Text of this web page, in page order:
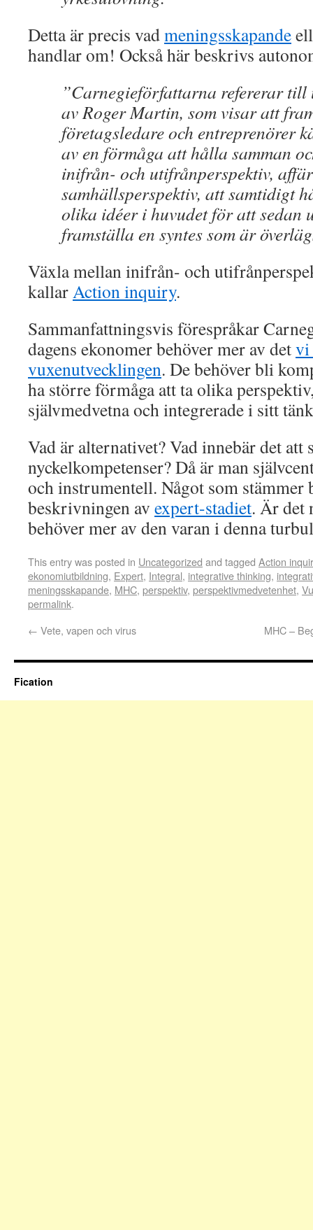
Detta är precis vadmeningsskapande
handlar om! Också här beskrivs
”Carnegieförfattarna refererar till
av Roger Martin, som visar att
företagsledare och entreprenörer
av en förmåga att hålla samman
inifrån- och utifrånperspektiv,
samhällsperspektiv, att samtidigt
olika idéer i huvudet för att sedan
framställa en syntes som är
Växla mellan inifrån- och
kallarAction inquiry.
Sammanfattningsvis förespråkar
dagens ekonomer behöver mer av detvi
vuxenutvecklingen. De behöver bli
ha större förmåga att ta olika
självmedvetna och integrerade i sitt
Vad är alternativet? Vad innebär det att
nyckelkompetenser? Då är man
och instrumentell. Något som stämmer
beskrivningen av expert-stadiet. Är det
behöver mer av den varan i denna
This entry was posted in Uncategorized and tagged Action
ekonomiutbildning, Expert, Integral, integrative thinking,
meningsskapande, MHC, perspektiv, perspektivmedvetenhet,
permalink.
← Vete, vapen och virus MHC –
Fication